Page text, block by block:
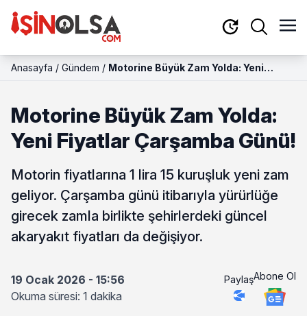
Anasayfa / Gündem / Motorine Büyük Zam Yolda: Yeni
Motorine Büyük Zam Yolda:
Yeni Fiyatlar Çarşamba Günü!
Motorin fiyatlarına 1 lira 15 kuruşluk yeni zam
geliyor. Çarşamba günü itibarıyla yürürlüğe
girecek zamla birlikte şehirlerdeki güncel
akaryakıt fiyatları da değişiyor.
19 Ocak 2026 - 15:56
Okuma süresi: 1 dakika
PaylaşAbone Ol